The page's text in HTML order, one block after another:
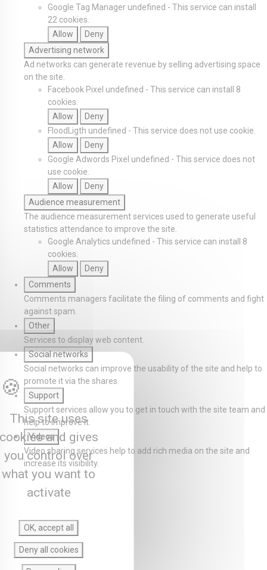
Google Tag Manager undefined - This service can install
22 cookies.
Allow
Deny
Advertising network
Ad networks can generate revenue by selling advertising space
on the site.
Facebook Pixel undefined - This service can install 8
cookies.
Allow
Deny
FloodLigth undefined - This service does not use cookie.
Allow
Deny
Google Adwords Pixel undefined - This service does not
use cookie.
Allow
Deny
Audience measurement
The audience measurement services used to generate useful
statistics attendance to improve the site.
Google Analytics undefined - This service can install 8
cookies.
Allow
Deny
Comments
Comments managers facilitate the filing of comments and fight
against spam.
Other
Services to display web content.
Social networks
Social networks can improve the usability of the site and help to
promote it via the shares.
Support
Support services allow you to get in touch with the site team and
help to improve it.
Videos
Video sharing services help to add rich media on the site and
increase its visibility.
This site uses
and gives
you control over
what you want to
activate
OK, accept all
Deny all cookies